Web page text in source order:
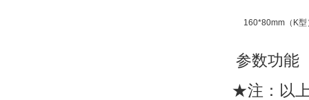
160*80mm（K型
参数功能
★注：以